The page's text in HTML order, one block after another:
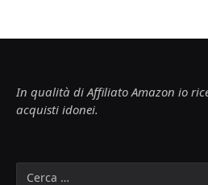
In qualità di Affiliato Amazon io
acquisti idonei.